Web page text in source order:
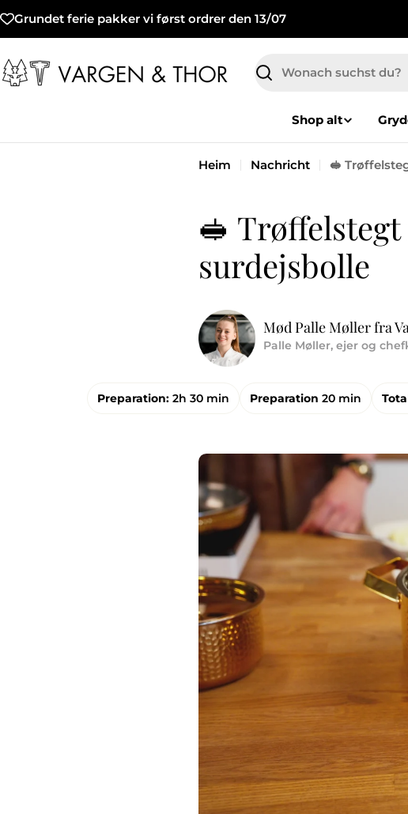
Inhalt
Grundet ferie pakker vi først ordrer den 13/07
Suchen
Shop alt
Heim Nachricht 🥪
🥪
surdejsbolle
Mød Palle Møller fra
Palle Møller, ejer og
Preparation: 2h 30 min Preparation 20 min